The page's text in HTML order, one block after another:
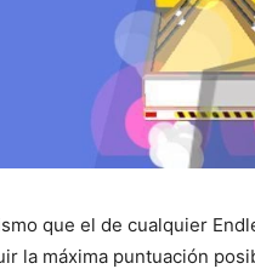
que el de cualquier
la máxima puntuación